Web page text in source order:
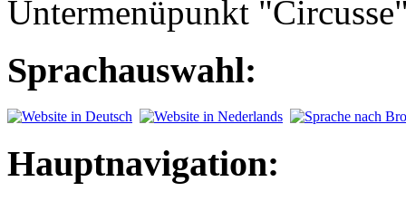
Untermenüpunkt
Sprachauswahl:
Hauptnavigation: